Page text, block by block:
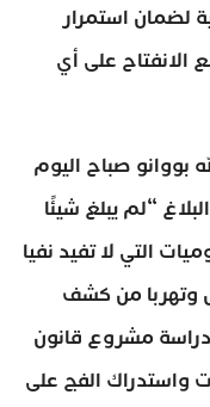
لضمان استمرار
الانفتاح على أي
بووانو صباح اليوم
“لم يبلغ شيئًا
التي لا تفيد نفيا
وتهربا من كشف
دراسة مشروع قانون
واستدراك الفج على